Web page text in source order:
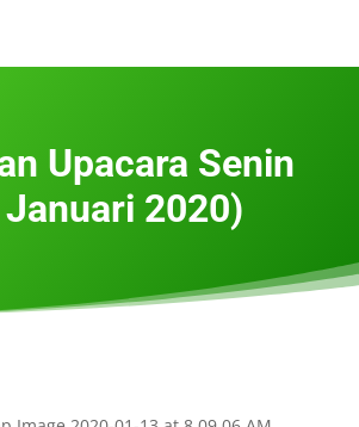
Upacara Senin
2020)